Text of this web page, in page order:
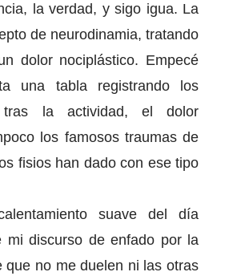
la verdad, y sigo igua. La
de neurodinamia, tratando
dolor nociplástico. Empecé
una tabla registrando los
tras la actividad, el dolor
los famosos traumas de
fisios han dado con ese tipo
suave del día
mi discurso de enfado por la
que no me duelen ni las otras